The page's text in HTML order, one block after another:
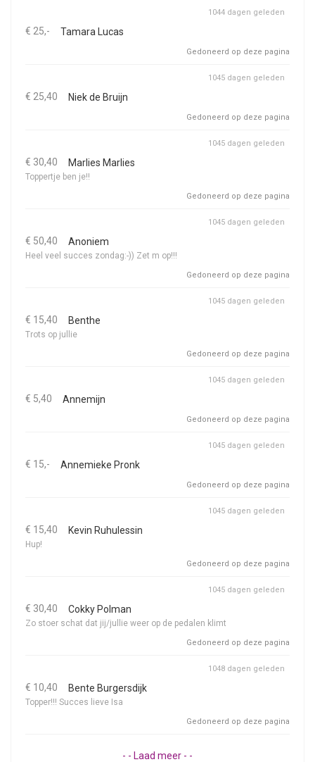
€ 25,- Tamara Lucas
1044 dagen geleden
Gedoneerd op deze pagina
€ 25,40 Niek de Bruijn
1045 dagen geleden
Gedoneerd op deze pagina
€ 30,40 Marlies Marlies
Toppertje ben je!!
1045 dagen geleden
Gedoneerd op deze pagina
€ 50,40 Anoniem
Heel veel succes zondag:-)) Zet m op!!!
1045 dagen geleden
Gedoneerd op deze pagina
€ 15,40 Benthe
Trots op jullie
1045 dagen geleden
Gedoneerd op deze pagina
€ 5,40 Annemijn
1045 dagen geleden
Gedoneerd op deze pagina
€ 15,- Annemieke Pronk
1045 dagen geleden
Gedoneerd op deze pagina
€ 15,40 Kevin Ruhulessin
Hup!
1045 dagen geleden
Gedoneerd op deze pagina
€ 30,40 Cokky Polman
Zo stoer schat dat jij/jullie weer op de pedalen klimt
1045 dagen geleden
Gedoneerd op deze pagina
€ 10,40 Bente Burgersdijk
Topper!!! Succes lieve Isa
1048 dagen geleden
Gedoneerd op deze pagina
- - Laad meer - -